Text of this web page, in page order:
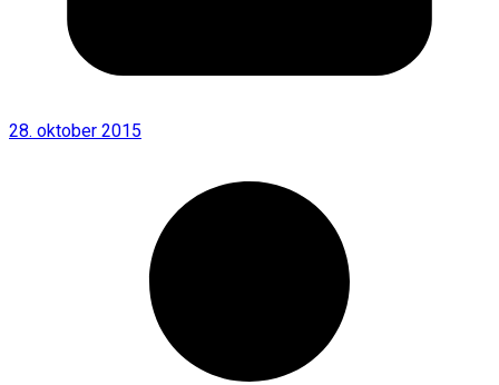
28. oktober 2015